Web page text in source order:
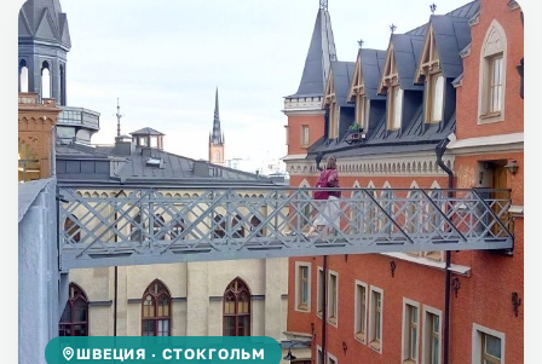
ШВЕЦИЯ · СТОКГОЛЬМ